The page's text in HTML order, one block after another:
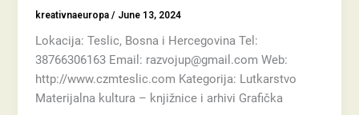
kreativnaeuropa/ June 13, 2024
Lokacija: Teslic, Bosna i Hercegovina Tel:
38766306163 Email: razvojup@gmail.com Web:
http://www.czmteslic.com Kategorija: Lutkarstvo
Materijalna kultura – knjižnice i arhivi Grafička